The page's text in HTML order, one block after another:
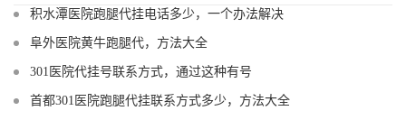
积水潭医院跑腿代挂电话多少，一个办法解决
阜外医院黄牛跑腿代，方法大全
301医院代挂号联系方式，通过这种有号
首都301医院跑腿代挂联系方式多少，方法大全